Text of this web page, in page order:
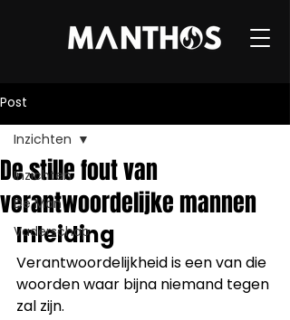
Post
Inzichten
De Man
Vaderschap
Inzichten
De stille fout van
verantwoordelijke mannen
Inleiding
Verantwoordelijkheid is een van die
woorden waar bijna niemand tegen
zal zijn.